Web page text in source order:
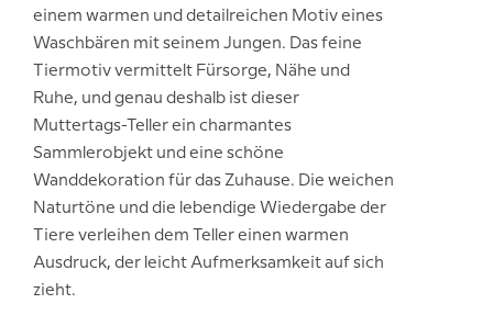
einem warmen und detailreichen Motiv eines
Waschbären mit seinem Jungen. Das feine
Tiermotiv vermittelt Fürsorge, Nähe und
Ruhe, und genau deshalb ist dieser
Muttertags-Teller ein charmantes
Sammlerobjekt und eine schöne
Wanddekoration für das Zuhause. Die weichen
Naturtöne und die lebendige Wiedergabe der
Tiere verleihen dem Teller einen warmen
Ausdruck, der leicht Aufmerksamkeit auf sich
zieht.